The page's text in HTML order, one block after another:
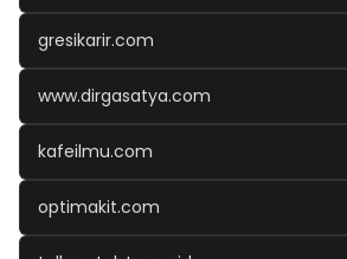
gresikarir.com
www.dirgasatya.com
kafeilmu.com
optimakit.com